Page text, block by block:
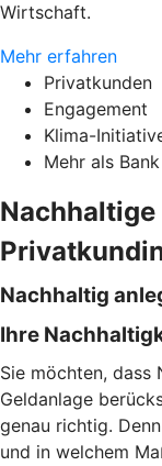
Wirtschaft.
Mehr erfahren
Privatkunden
Engagement
Klima-
Mehr als Bank
Nachhaltig
Ihre
Sie möchten, dass
Geldanlage
genau richtig.
und in welchem